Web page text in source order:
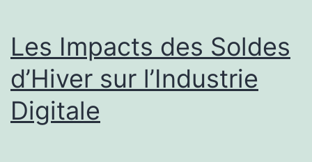
Les Impacts des Soldes
d’Hiver sur l’Industrie
Digitale